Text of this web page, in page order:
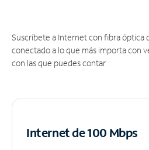
Suscríbete a Internet con fibra óptica
conectado a lo que más importa con
con las que puedes contar.
Internet de 100 Mbps